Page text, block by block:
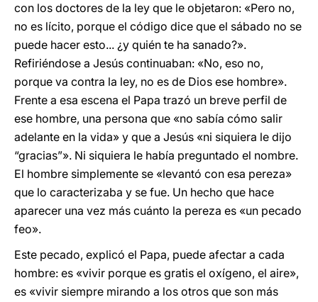
con los doctores de la ley que le objetaron: «Pero no,
no es lícito, porque el código dice que el sábado no se
puede hacer esto... ¿y quién te ha sanado?».
Refiriéndose a Jesús continuaban: «No, eso no,
porque va contra la ley, no es de Dios ese hombre».
Frente a esa escena el Papa trazó un breve perfil de
ese hombre, una persona que «no sabía cómo salir
adelante en la vida» y que a Jesús «ni siquiera le dijo
“gracias”». Ni siquiera le había preguntado el nombre.
El hombre simplemente se «levantó con esa pereza»
que lo caracterizaba y se fue. Un hecho que hace
aparecer una vez más cuánto la pereza es «un pecado
feo».
Este pecado, explicó el Papa, puede afectar a cada
hombre: es «vivir porque es gratis el oxígeno, el aire»,
es «vivir siempre mirando a los otros que son más